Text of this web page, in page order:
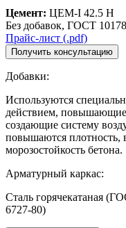
Цемент: ЦЕМ-I 42.5 Н
Без добавок, ГОСТ
Прайс-лист (.pdf)
Добавки:
Используются
действием,
создающие систему
повышаются плотность,
морозостойкость бетона.
Арматурный каркас:
Сталь горячекатаная
6727-80)